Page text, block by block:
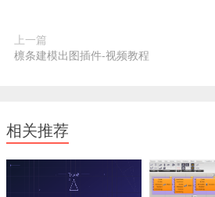
上一篇
檩条建模出图插件-视频教程
相关推荐